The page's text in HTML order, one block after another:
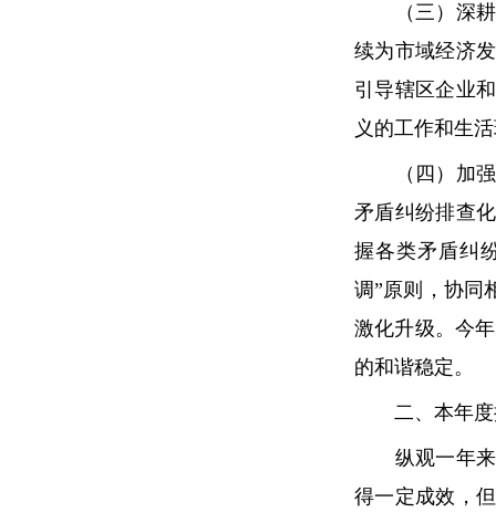
（三）深耕
续为市域经济
引导辖区企业
义的工作和生
（四）加强
矛盾纠纷排查
握各类矛盾纠
调”原则，协同
激化升级。今
的和谐稳定。
二、本年度
纵观一年来
得一定成效，